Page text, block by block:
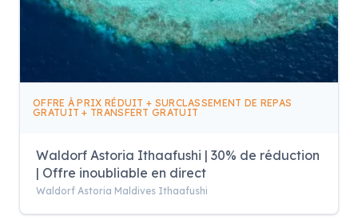
OFFRE À PRIX RÉDUIT + SURCLASSEMENT DE REPAS
GRATUIT + TRANSFERT GRATUIT
Waldorf Astoria Ithaafushi | 30% de réduction
| Offre inoubliable en direct
Waldorf Astoria Maldives Ithaafushi